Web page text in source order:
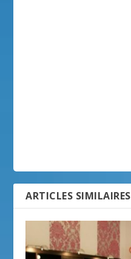
ARTICLES SIMILAIRES